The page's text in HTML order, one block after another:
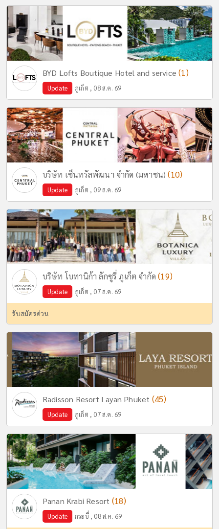
BYD Lofts Boutique Hotel and service(1)
Update ภูเก็ต , 08 ส.ค. 69
บริษัท เซ็นทรัลพัฒนา จำกัด (มหาชน)(10)
Update ภูเก็ต , 09 ส.ค. 69
บริษัท โบทานิก้า ลักซูรี่ ภูเก็ต จำกัด(19)
Update ภูเก็ต , 07 ส.ค. 69
รับสมัครด่วน
Radisson Resort Layan Phuket (45)
Update ภูเก็ต , 07 ส.ค. 69
Panan Krabi Resort (18)
Update กระบี่ , 08 ส.ค. 69